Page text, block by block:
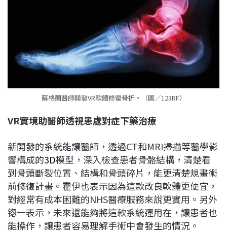
蘇格蘭醫師開發VR軟體修復骨折。（圖／123RF）
VR實境助醫師透視患處對症下藥治療
新開發的系統能讓醫師，透過CT和MRI掃描等醫學影
響構成的3D模型，深入檢查患者骨骼結構，清楚看
到骨頭斷裂位置、結構和骨頭碎片，能更清楚規畫術
前修復計畫。霍伊也表示因為這款改良軟體更便宜，
對經常有成本困難的NHS醫療服務來說更實用。另外
锪一表示，未來還能夠將這款系統運用在，讓患者也
能操作，讓患者容易理解手術中會發生的情況。